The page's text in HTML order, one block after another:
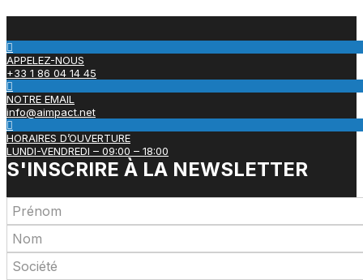
APPELEZ-NOUS
+33 1 86 04 14 45
NOTRE EMAIL
info@aimpact.net
HORAIRES D’OUVERTURE
LUNDI-VENDREDI – 09:00 – 18:00
S'INSCRIRE À LA NEWSLETTER